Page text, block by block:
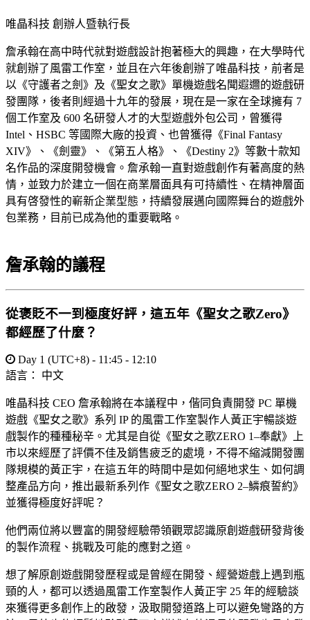
唯晶科技 創辦人暨執行長
詹承翰在高中時代就對遊戲設計抱著極大的興趣，在大學時代
就創辦了風雷工作室，並且在六年後創辦了唯晶科技，前者是
以《守護者之劍》及《聖女之歌》單機遊戲名聞遐邇的遊戲研
發團隊，後者則經過十九年的發展，現在是一家在全球擁有 7
個工作室及 600 名研發人才的大型遊戲外包公司，曾獲得
Intel、HSBC 等國際大廠的投資、也曾獲得《Final Fantasy
XIV》、《劍靈》、《第五人格》、《Destiny 2》等數十款知
名作品的深度開發機會。詹承翰一直對遊戲創作有著高度的熱
情，並致力於建立一個在商業層面具有可持續性、在精神層面
具有啓發性的嶄新企業型態，持續發展邁向國際舞台的遊戲外
包業務，目前已成為他的重要戰略。
詹承翰的議程
從褒貶不一到極度好評，這五年《聖女之歌Zero》
都經歷了什麼？
Day 1 (UTC+8) - 11:45 - 12:10
語言： 中文
唯晶科技 CEO 詹承翰將在本議程中，偕同負責開發 PC 單機
遊戲《聖女之歌》系列 IP 的風雷工作室製作人黃正宇暢談遊
戲製作的種種秘辛。尤其是自從《聖女之歌ZERO 1–奉獻》上
市以來經歷了評價不佳及銷售疲乏的處境，不得不縮減開發團
隊規模的黃正宇，在這五年的時間中是如何絕地求生、如何調
整產品方向，推出最新系列作《聖女之歌ZERO 2–鱗痕誓約》
並獲得極度好評呢？
他們兩位將以豐富的開發經驗帶領觀眾認識原創遊戲研發背後
的製作流程、挑戰及可能的應對之道。
想了解原創遊戲開發歷程或是曾經在開發、經營遊戲上遇到瓶
頸的人，都可以透過風雷工作室製作人黃正宇 25 年的經驗談
來獲得更多創作上的啟發，汲取開發道路上可以避免彎路的方